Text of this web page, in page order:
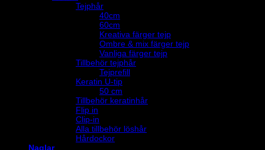
Tejphår
40cm
60cm
Kreativa färger tejp
Ombre & mix färger tejp
Vanliga färger tejp
Tillbehör tejphår
Tejprefill
Keratin U-tip
50 cm
Tillbehör keratinhår
Flip in
Clip-in
Alla tillbehör löshår
Hårdockor
Naglar